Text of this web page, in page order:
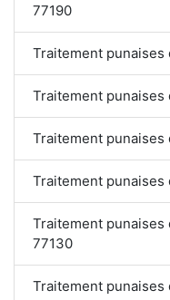
77190
Traitement
Traitement
Traitement
Traitement
Traitement punaises
77130
Traitement